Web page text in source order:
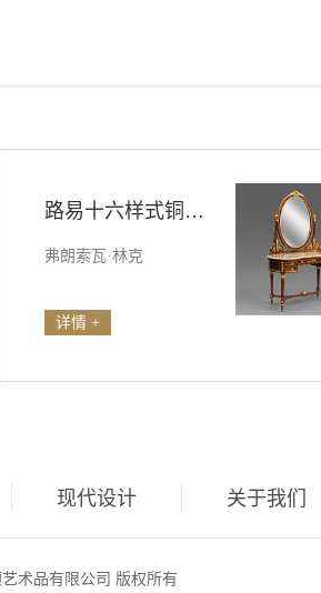
路易十六样式铜鎏金装饰桃花心木梳妆台
弗朗索瓦·林克
详情 +
现代设计 关于我们
术品有限公司 版权所有